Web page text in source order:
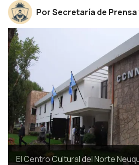
Por Secretaría de
El Centro Cultural del Norte